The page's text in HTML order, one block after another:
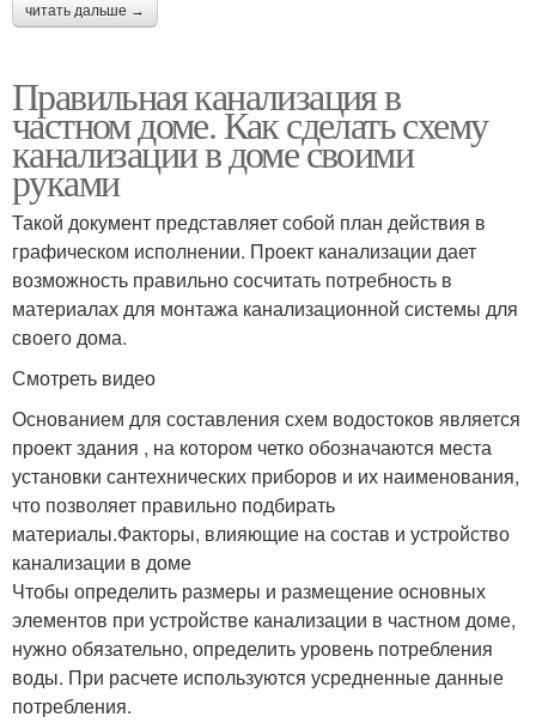
читать дальше →
Правильная канализация в
частном доме. Как сделать схему
канализации в доме своими
руками
Такой документ представляет собой план действия в
графическом исполнении. Проект канализации дает
возможность правильно сосчитать потребность в
материалах для монтажа канализационной системы для
своего дома.
Смотреть видео
Основанием для составления схем водостоков является
проект здания , на котором четко обозначаются места
установки сантехнических приборов и их наименования,
что позволяет правильно подбирать
материалы.Факторы, влияющие на состав и устройство
канализации в доме
Чтобы определить размеры и размещение основных
элементов при устройстве канализации в частном доме,
нужно обязательно, определить уровень потребления
воды. При расчете используются усредненные данные
потребления.